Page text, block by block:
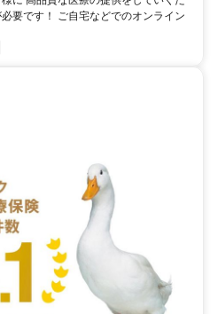
要です！ ご自宅などでのオンライン